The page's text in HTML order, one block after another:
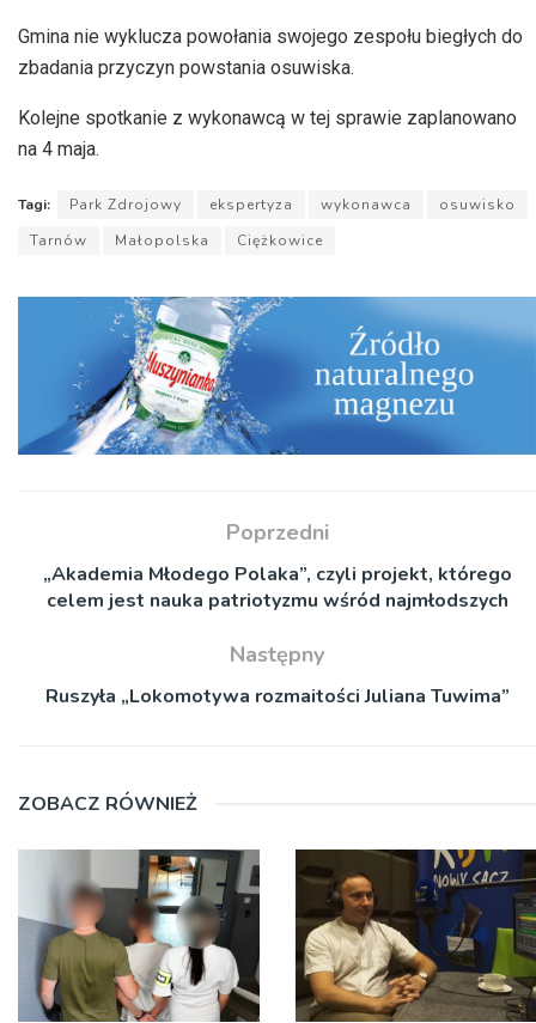
Gmina nie wyklucza powołania swojego zespołu biegłych do
zbadania przyczyn powstania osuwiska.
Kolejne spotkanie z wykonawcą w tej sprawie zaplanowano
na 4 maja.
Tagi: Park Zdrojowy ekspertyza wykonawca
osuwisko
Tarnów
Małopolska Ciężkowice
Poprzedni
„Akademia Młodego Polaka”, czyli projekt, którego
celem jest nauka patriotyzmu wśród najmłodszych
Następny
Ruszyła „Lokomotywa rozmaitości Juliana Tuwima”
ZOBACZ RÓWNIEŻ